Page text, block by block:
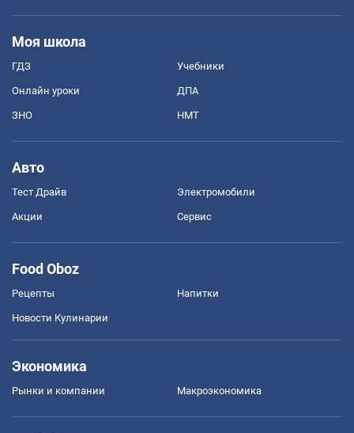
Моя школа
ГДЗ Учебники
Онлайн уроки ДПА
ЗНО НМТ
Авто
Тест Драйв Электромобили
Акции Сервис
Food Oboz
Рецепты Напитки
Новости Кулинарии
Экономика
Рынки и компании Mакроэкономика